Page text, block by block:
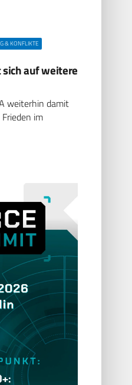
& KONFLIKTE
auf weitere
weiterhin damit
im